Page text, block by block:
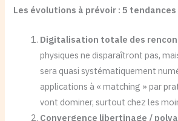
Les évolutions à prévoir : 5
Digitalisation totale des
physiques ne disparaîtront pas,
sera quasi systématiquement
applications à « matching » par
vont dominer, surtout chez les
Convergence libertinage /